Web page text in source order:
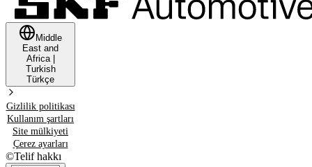
Middle
East and
Africa|
Turkish
Türkçe
Gizlilik politikası
Kullanım şartları
Site mülkiyeti
Çerez ayarları
©Telif hakkı